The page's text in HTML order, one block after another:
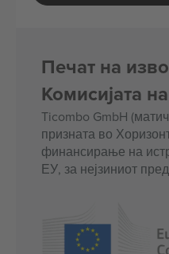
Печат на
Комисијата
Ticombo GmbH
призната во
финансирање на
ЕУ, за нејзиниот